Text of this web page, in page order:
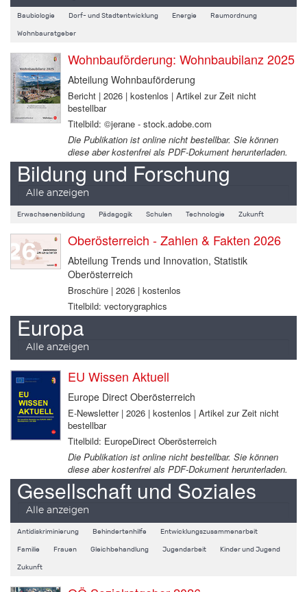
Baubiologie Dorf- und Stadtentwicklung Energie Raumordnung
Wohnbauratgeber
Wohnbauförderung: Wohnbaubilanz 2025
Abteilung Wohnbauförderung
Bericht | 2026 | kostenlos | Artikel zur Zeit nicht
bestellbar
Titelbild: ©jerane - stock.adobe.com
Die Publikation ist online nicht bestellbar. Sie können
diese aber kostenfrei als PDF-Dokument herunterladen.
Bildung und Forschung
Alle anzeigen
Erwachsenenbildung Pädagogik Schulen Technologie Zukunft
Oberösterreich - Zahlen & Fakten 2026
Abteilung Trends und Innovation, Statistik
Oberösterreich
Broschüre | 2026 | kostenlos
Titelbild: vectorygraphics
Europa
Alle anzeigen
EU Wissen Aktuell
Europe Direct Oberösterreich
E-Newsletter | 2026 | kostenlos | Artikel zur Zeit nicht
bestellbar
Titelbild: EuropeDirect Oberösterreich
Die Publikation ist online nicht bestellbar. Sie können
diese aber kostenfrei als PDF-Dokument herunterladen.
Gesellschaft und Soziales
Alle anzeigen
Antidiskriminierung Behindertenhilfe Entwicklungszusammenarbeit
Familie Frauen Gleichbehandlung Jugendarbeit Kinder und Jugend
Zukunft